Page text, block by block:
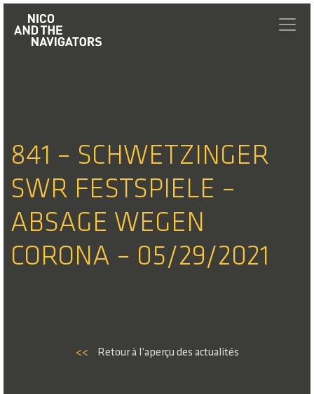
841 – SCHWETZINGER
SWR FESTSPIELE –
ABSAGE WEGEN
CORONA – 05/29/2021
<< Retour à l’aperçu des actualités